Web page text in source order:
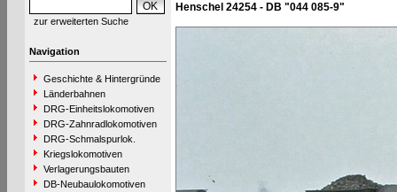
zur erweiterten Suche
Navigation
Geschichte & Hintergründe
Länderbahnen
DRG-Einheitslokomotiven
DRG-Zahnradlokomotiven
DRG-Schmalspurlok.
Kriegslokomotiven
Verlagerungsbauten
DB-Neubaulokomotiven
Henschel 24254 - DB "044 085-9"